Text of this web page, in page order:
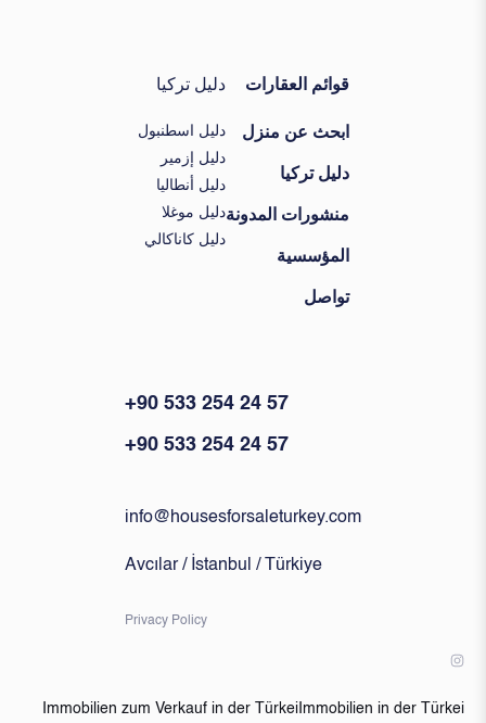
قوائم العقارات
ابحث عن منزل
دليل تركيا
منشورات المدونة
المؤسسية
تواصل
دليل تركيا
دليل اسطنبول
دليل إزمير
دليل أنطاليا
دليل موغلا
دليل كاناكالي
+90 533 254 24 57
+90 533 254 24 57
info@housesforsaleturkey.com
Avcılar / İstanbul / Türkiye
Privacy Policy
Immobilien in der Türkei
Immobilien zum Verkauf in der Türkei